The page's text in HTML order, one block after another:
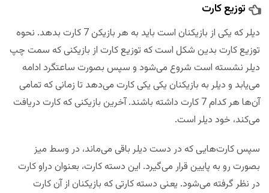
توزیع کارت
دیلر که یکی از بازیکنان است باید به هر بازیکن 7 کارت بدهد. نحوه
توزیع کارت بدین شکل است که توزیع کارت از بازیکنی که سمت چپ
دیلر نشسته است شروع می‌شود و سپس بصورت ساعتگرد ادامه
می‌یابد و دیلر به بازیکنان یکی یکی کارت می‌دهد تا زمانی که تمامی
آن‌ها هر کدام 7 کارت داشته باشند. آخرین بازیکنی که کارت دریافت
می‌کند، خود دیلر است.
سپس کارت‌هایی که در دست دیلر باقی می‌ماند، در وسط میز
بصورت رو به پایین قرار می‌گیرد. این دسته کارت، بعنوان دراو کارت
در نظر گرفته می‌شود. یعنی دسته کارتی که بازیکنان از آن کارت